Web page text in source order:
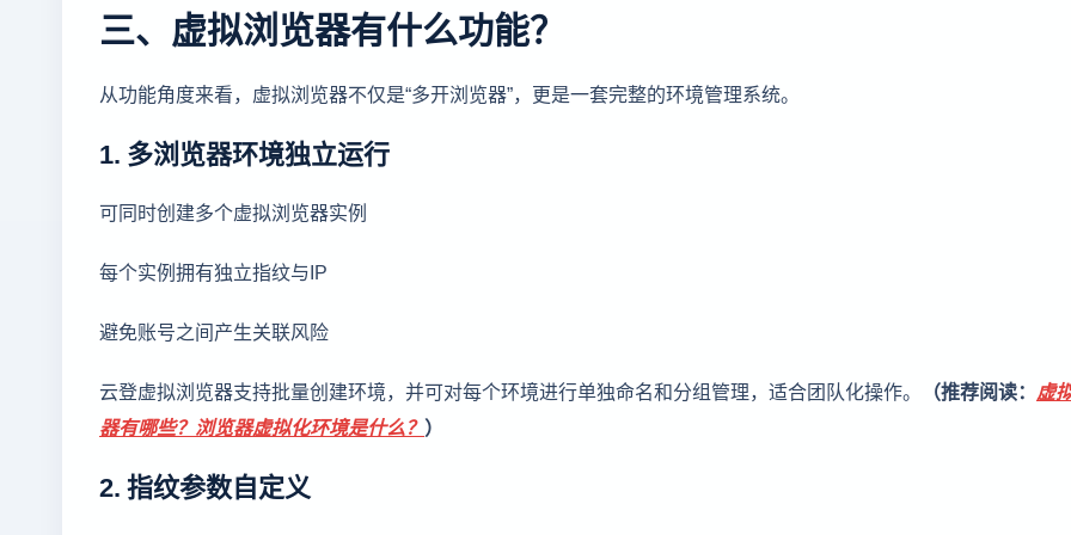
三、虚拟浏览器有什么功能？
从功能角度来看，虚拟浏览器不仅是“多开浏览器”，更是一套完整的环境管理系统。
1. 多浏览器环境独立运行
可同时创建多个虚拟浏览器实例
每个实例拥有独立指纹与IP
避免账号之间产生关联风险
云登虚拟浏览器支持批量创建环境，并可对每个环境进行单独命名和分组管理，适合团队化操作。 （推荐阅读： 虚
器有哪些？浏览器虚拟化环境是什么？ ）
2. 指纹参数自定义